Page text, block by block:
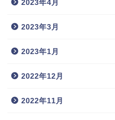
2023年4月
2023年3月
2023年1月
2022年12月
2022年11月